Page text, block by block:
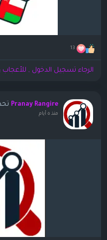
13
الرجاء تسجيل الدخول ,
Pranay Rangire
منذ ٥ أيام